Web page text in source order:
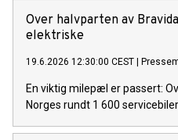
Over halvparten av
elektriske
19.6.2026 12:30:00 CEST |
En viktig milepæl er passert:
Norges rundt 1 600